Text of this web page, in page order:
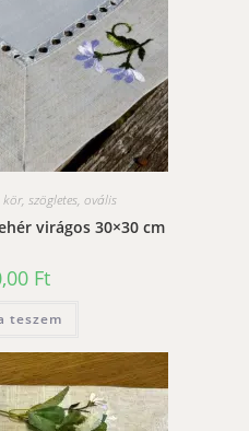
szögletes, ovális
virágos 30×30 cm
Ft
teszem